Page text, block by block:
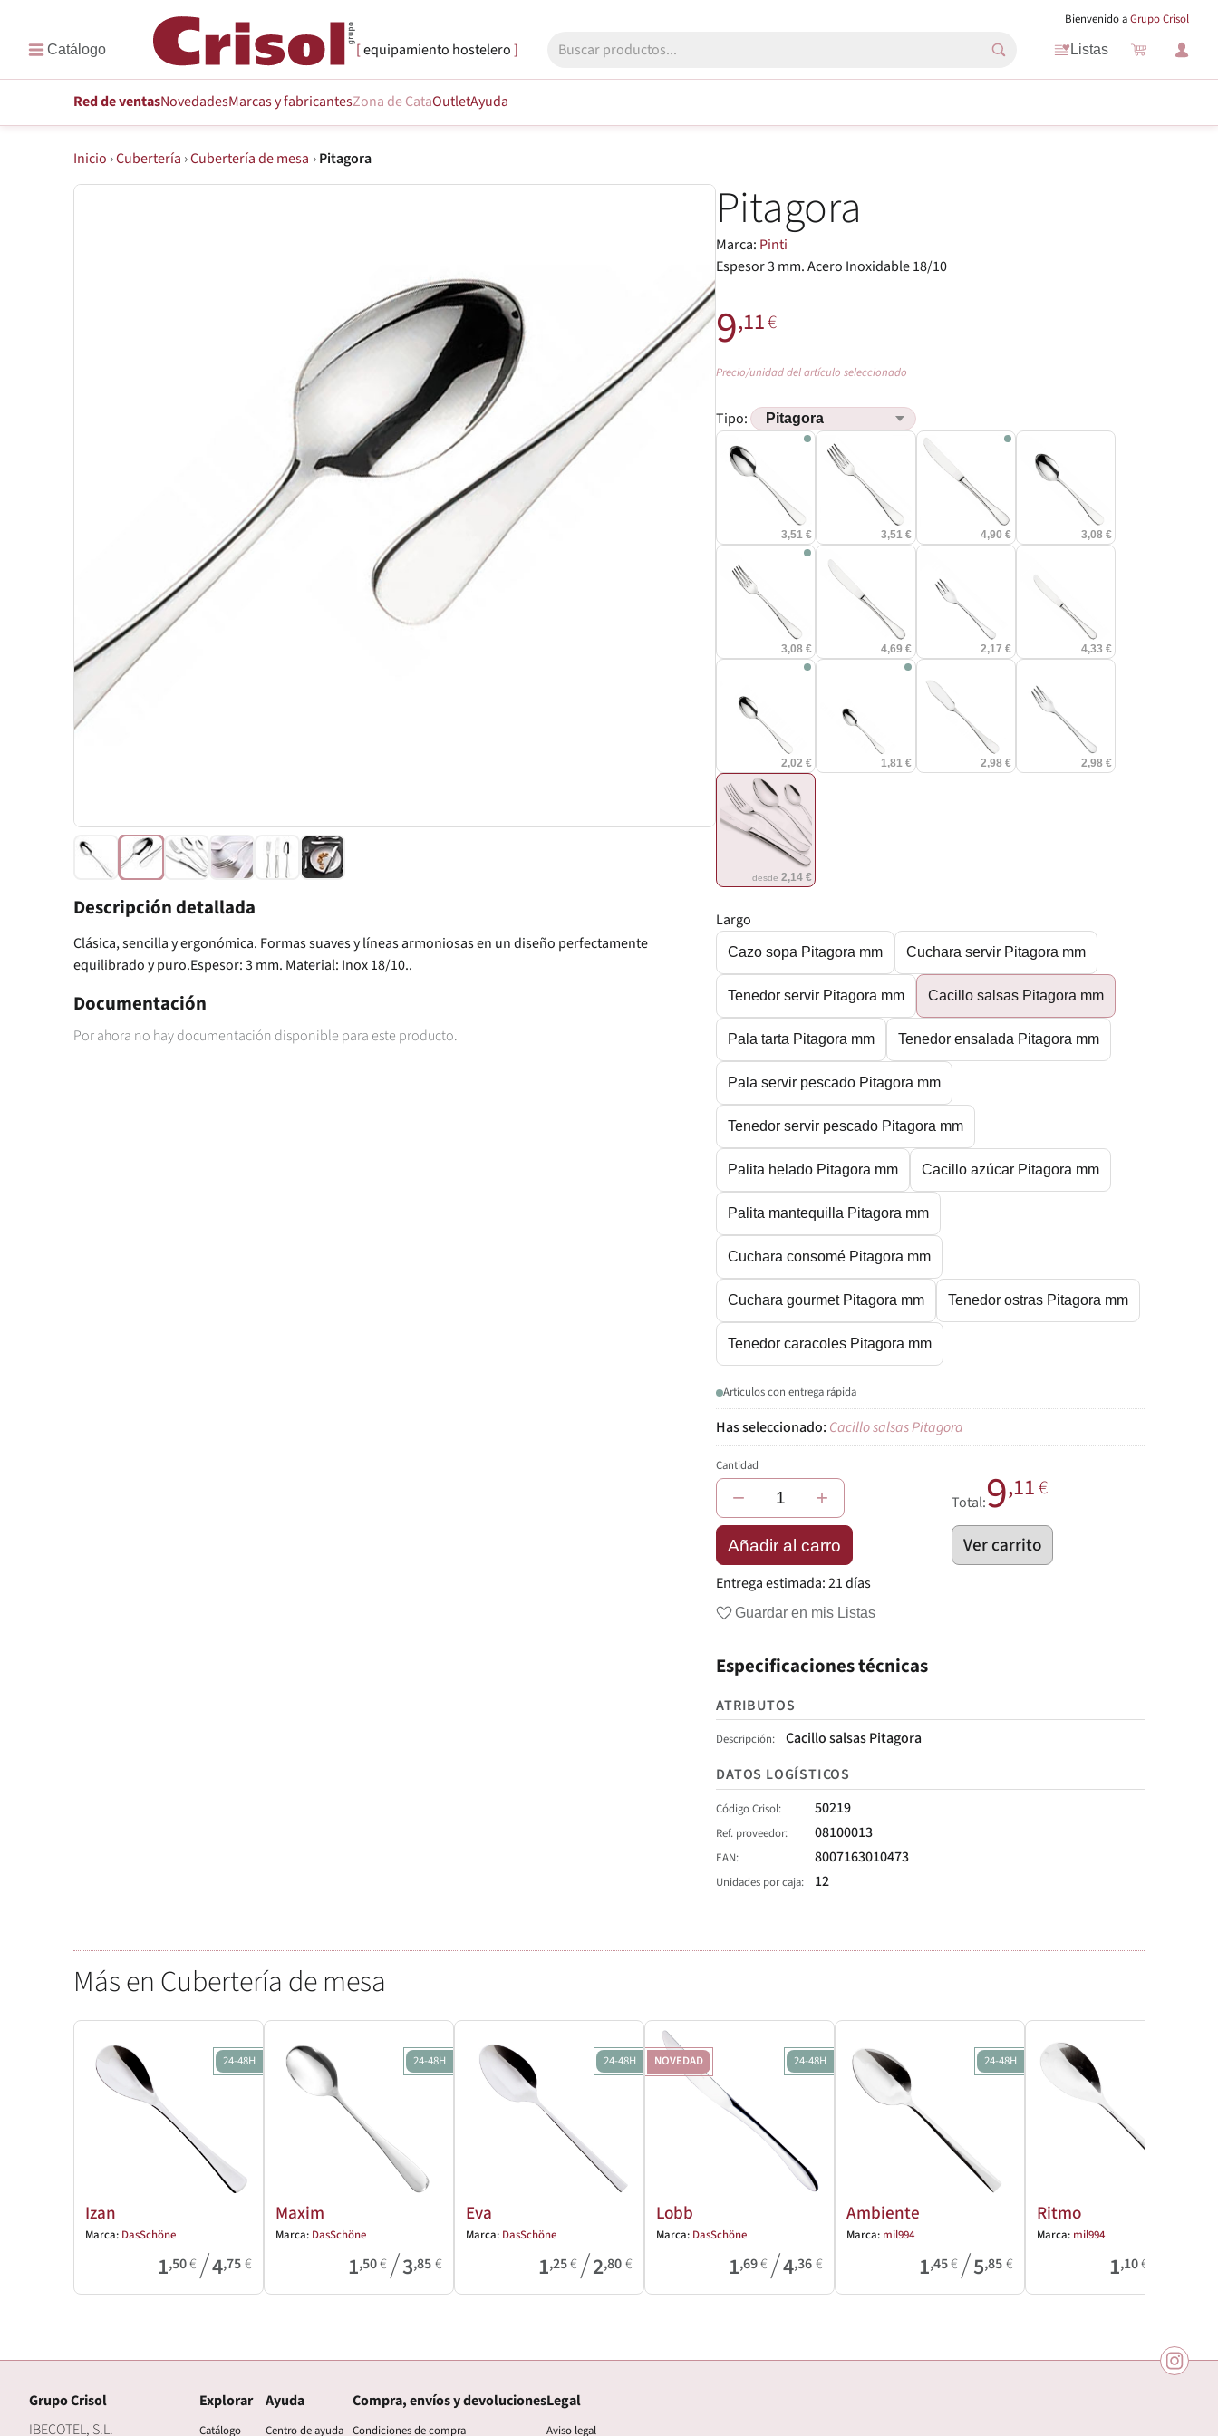
Bienvenido aGrupo Crisol
equipamiento hostelero Listas
Red de ventasNovedadesMarcasy fabricantesZona de CataOutletAyuda
Inicio ›Cubertería ›Cubertería de mesa › Pitagora
Descripción detallada
Clásica, sencilla y ergonómica. Formas suaves y líneas armoniosas en un diseño perfectamente
equilibrado y puro.Espesor: 3 mm. Material: Inox 18/10..
Documentación
Por ahora no hay documentación disponible para este producto.
Pitagora
Marca: Pinti
Espesor 3 mm. Acero Inoxidable 18/10
9,11€
Precio/unidad del artículo seleccionado
Tipo:
3,51 € 3,51 € 4,90 € 3,08 €
3,08 € 4,69 € 2,17 € 4,33 €
2,02 € 1,81 € 2,98 € 2,98 €
desde2,14 €
Largo
Cazo sopa Pitagora mm Cuchara servir Pitagora mm
Tenedor servir Pitagora mm Cacillo salsas Pitagora mm
Pala tarta Pitagora mm Tenedor ensalada Pitagora mm
Pala servir pescado Pitagora mm
Tenedor servir pescado Pitagora mm
Palita helado Pitagora mm Cacillo azúcar Pitagora mm
Palita mantequilla Pitagora mm
Cuchara consomé Pitagora mm
Cuchara gourmet Pitagora mm Tenedor ostras Pitagora mm
Tenedor caracoles Pitagora mm
Artículos con entrega rápida
Cacillo salsas Pitagora
Cantidad
− +
Añadir al carro
Total:9,11€
Ver carrito
Entrega estimada:21 días
Guardar en mis Listas
Especificaciones técnicas
ATRIBUTOS
Descripción
Cacillo salsas Pitagora
DATOS LOGÍSTICOS
Código Crisol 50219
Ref. proveedor 08100013
EAN 8007163010473
Unidades por caja 12
Más en Cubertería de mesa
24-48H
Izan
Marca: DasSchöne
1,50€/4,75€
24-48H
Maxim
Marca: DasSchöne
1,50€/3,85€
24-48H
Eva
Marca: DasSchöne
1,25€/2,80€
NOVEDAD 24-48H
Lobb
Marca: DasSchöne
1,69€/4,36€
24-48H
Ambiente
Marca: mil994
1,45€/5,85€
Ritmo
Marca: mil994
1,10€
Grupo Crisol
IBECOTEL, S.L.
Explorar
Catálogo
Ayuda
Centro de ayuda
Compra, envíos y devoluciones
Condiciones de compra
Legal
Aviso legal